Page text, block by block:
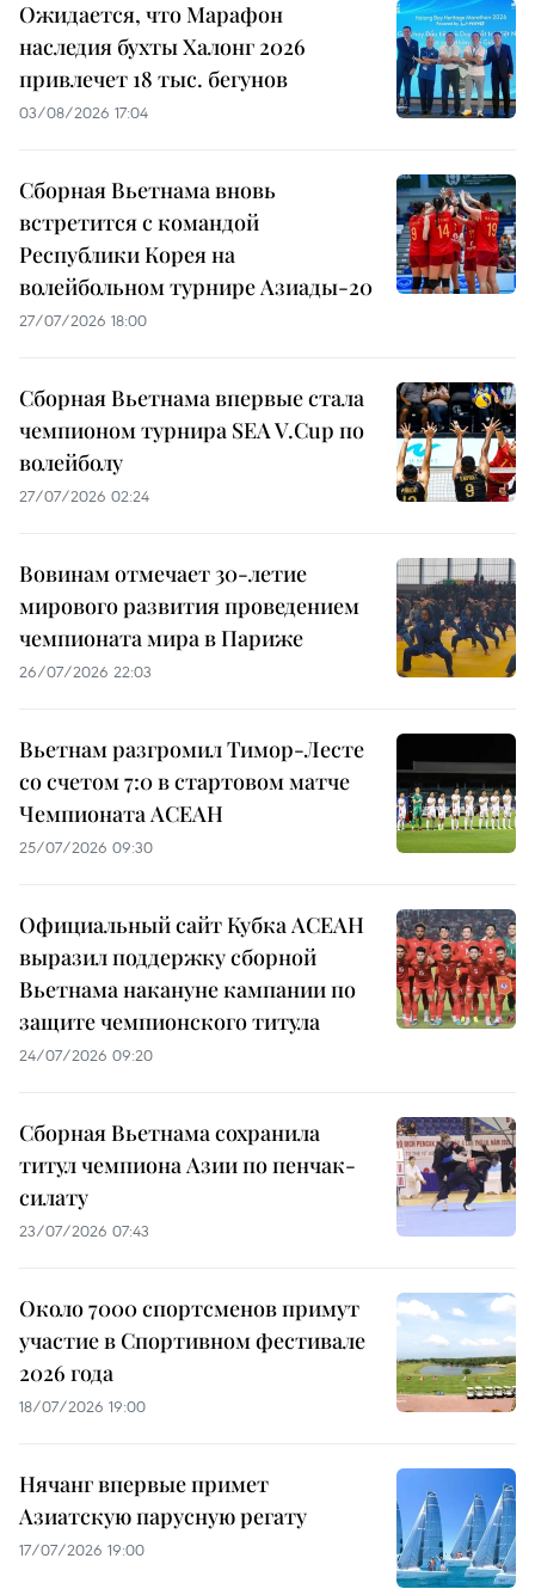
Ожидается, что Марафон
наследия бухты Халонг 2026
привлечет 18 тыс. бегунов
03/08/2026 17:04
Сборная Вьетнама вновь
встретится с командой
Республики Корея на
волейбольном турнире Азиады-20
27/07/2026 18:00
Сборная Вьетнама впервые стала
чемпионом турнира SEA V.Cup по
волейболу
27/07/2026 02:24
Вовинам отмечает 30-летие
мирового развития проведением
чемпионата мира в Париже
26/07/2026 22:03
Вьетнам разгромил Тимор-Лесте
со счетом 7:0 в стартовом матче
Чемпионата АСЕАН
25/07/2026 09:30
Официальный сайт Кубка АСЕАН
выразил поддержку сборной
Вьетнама накануне кампании по
защите чемпионского титула
24/07/2026 09:20
Сборная Вьетнама сохранила
титул чемпиона Азии по пенчак-
силату
23/07/2026 07:43
Около 7000 спортсменов примут
участие в Спортивном фестивале
2026 года
18/07/2026 19:00
Нячанг впервые примет
Азиатскую парусную регату
17/07/2026 19:00